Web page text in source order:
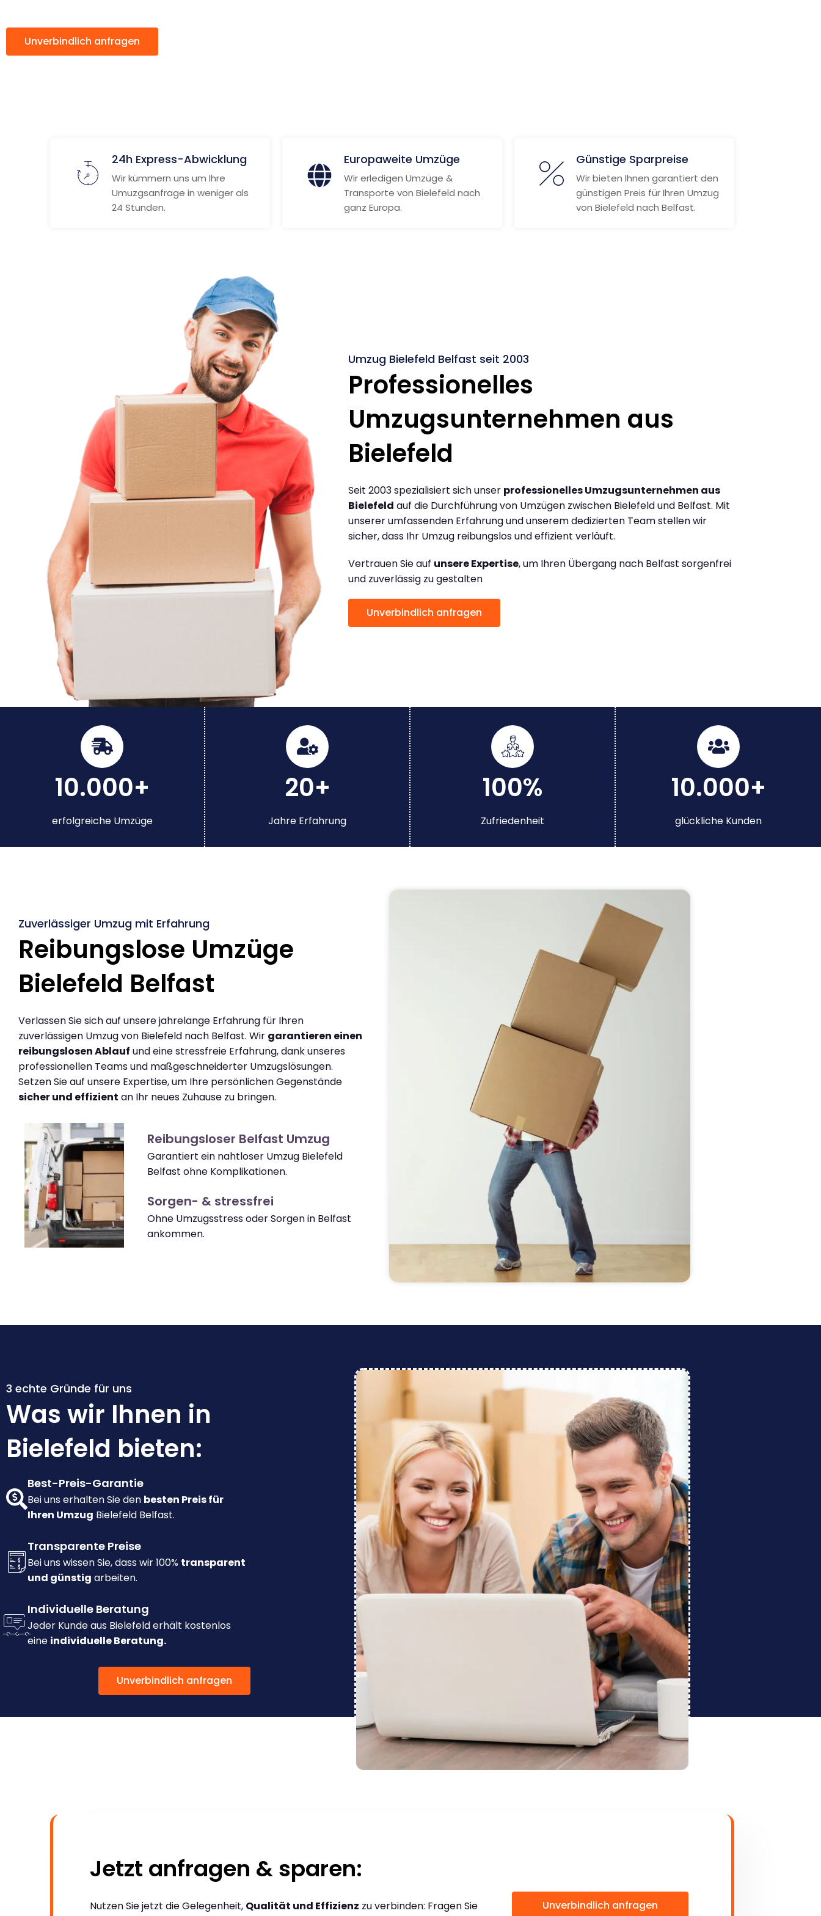
Unverbindlich anfragen
24h Express-Abwicklung
Wir kümmern uns um Ihre
Umuzgsanfrage in weniger als
24 Stunden.
Europaweite Umzüge
Wir erledigen Umzüge &
Transporte von Bielefeld nach
ganz Europa.
Günstige Sparpreise
Wir bieten Ihnen garantiert den
günstigen Preis für Ihren Umzug
von Bielefeld nach Belfast.
Umzug Bielefeld Belfast seit 2003
Professionelles
Umzugsunternehmen aus
Bielefeld
Seit 2003 spezialisiert sich unser professionelles Umzugsunternehmen aus
Bielefeld auf die Durchführung von Umzügen zwischen Bielefeld und Belfast. Mit
unserer umfassenden Erfahrung und unserem dedizierten Team stellen wir
sicher, dass Ihr Umzug reibungslos und effizient verläuft.
Vertrauen Sie auf unsere Expertise, um Ihren Übergang nach Belfast sorgenfrei
und zuverlässig zu gestalten
Unverbindlich anfragen
10.000+
erfolgreiche Umzüge
20+
Jahre Erfahrung
100%
Zufriedenheit
10.000+
glückliche Kunden
Zuverlässiger Umzug mit Erfahrung
Reibungslose Umzüge
Bielefeld Belfast
Verlassen Sie sich auf unsere jahrelange Erfahrung für Ihren
zuverlässigen Umzug von Bielefeld nach Belfast. Wir garantieren einen
reibungslosen Ablauf und eine stressfreie Erfahrung, dank unseres
professionellen Teams und maßgeschneiderter Umzugslösungen.
Setzen Sie auf unsere Expertise, um Ihre persönlichen Gegenstände
sicher und effizient an Ihr neues Zuhause zu bringen.
Reibungsloser Belfast Umzug
Garantiert ein nahtloser Umzug Bielefeld
Belfast ohne Komplikationen.
Sorgen- & stressfrei
Ohne Umzugsstress oder Sorgen in Belfast
ankommen.
3 echte Gründe für uns
Was wir Ihnen in
Bielefeld bieten:
Best-Preis-Garantie
Bei uns erhalten Sie den besten Preis für
Ihren Umzug Bielefeld Belfast.
Transparente Preise
Bei uns wissen Sie, dass wir 100% transparent
und günstig arbeiten.
Individuelle Beratung
Jeder Kunde aus Bielefeld erhält kostenlos
eine individuelle Beratung.
Unverbindlich anfragen
Jetzt anfragen & sparen:
Nutzen Sie jetzt die Gelegenheit, Qualität und Effizienz zu verbinden: Fragen Sie
Unverbindlich anfragen